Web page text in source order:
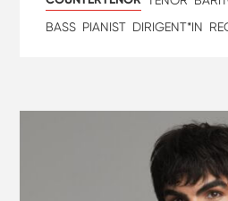
BASS PIANIST DIRIGENT*IN